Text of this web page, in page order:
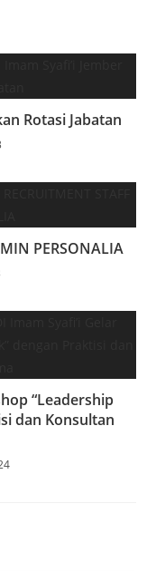
Rotasi Jabatan
PERSONALIA
“Leadership
dan Konsultan